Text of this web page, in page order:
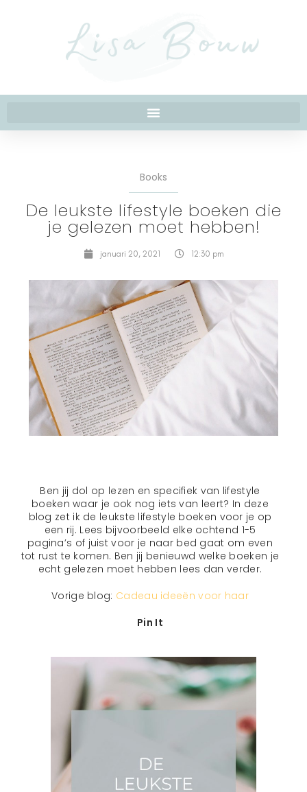
Books
De leukste lifestyle boeken die
je gelezen moet hebben!
januari 20, 2021 12:30 pm
Ben jij dol op lezen en specifiek van lifestyle
boeken waar je ook nog iets van leert? In deze
blog zet ik de leukste lifestyle boeken voor je op
een rij. Lees bijvoorbeeld elke ochtend 1-5
pagina’s of juist voor je naar bed gaat om even
tot rust te komen. Ben jij benieuwd welke boeken je
echt gelezen moet hebben lees dan verder.
Vorige blog: Cadeau ideeën voor haar
Pin It